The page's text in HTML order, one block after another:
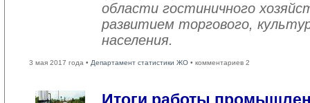
области гостиничного
развитием торгового,
населения.
3 мая 2017 года • Департамент статистики ЖО • комментариев 2